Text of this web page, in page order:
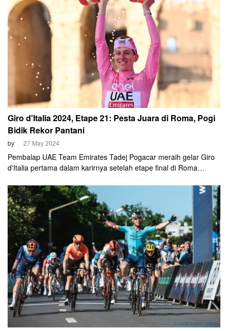
Giro d'Italia 2024, Etape 21: Pesta Juara di Roma, Pogi
Bidik Rekor Pantani
by 27 May 2024
Pembalap UAE Team Emirates Tadej Pogacar meraih gelar Giro
d'Italia pertama dalam karirnya setelah etape final di Roma
berhak atas titel juara berkat keunggulan selisih waktu pada
klasemen general classification (GC).